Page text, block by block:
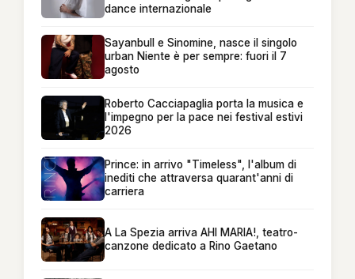
dance internazionale
Sayanbull e Sinomine, nasce il singolo
urban Niente è per sempre: fuori il 7
agosto
Roberto Cacciapaglia porta la musica e
l'impegno per la pace nei festival estivi
2026
Prince: in arrivo "Timeless", l'album di
inediti che attraversa quarant'anni di
carriera
A La Spezia arriva AHI MARIA!, teatro-
canzone dedicato a Rino Gaetano